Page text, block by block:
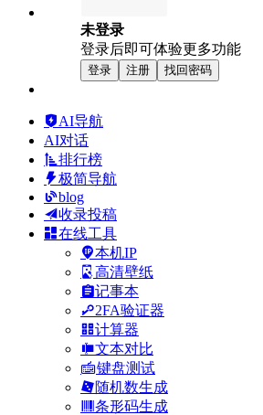
未登录
登录后即可体验更多功能
登录 注册 找回密码
AI导航
AI对话
排行榜
极简导航
blog
收录投稿
在线工具
本机IP
高清壁纸
记事本
2FA验证器
计算器
文本对比
键盘测试
随机数生成
条形码生成